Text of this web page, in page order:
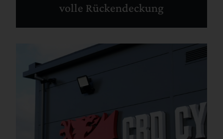
volle Rückendeckung